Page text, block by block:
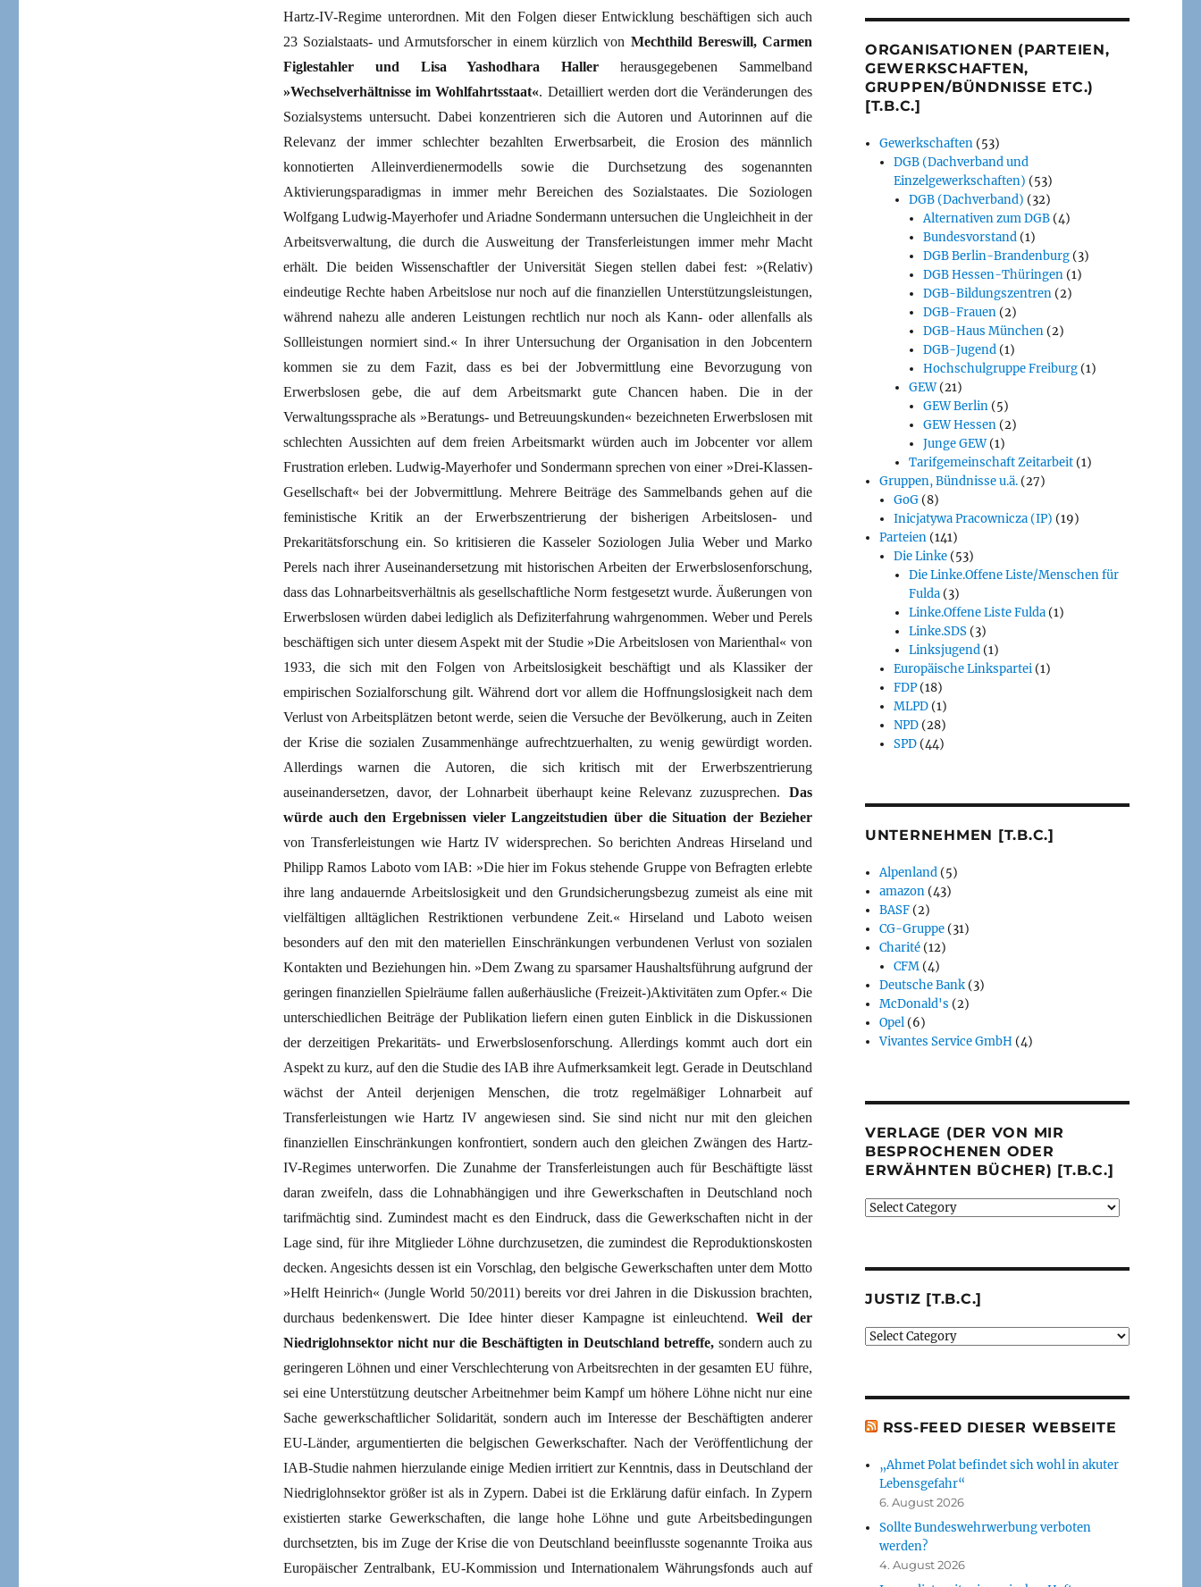
Hartz-IV-Regime unterordnen. Mit den Folgen dieser Entwicklung beschäftigen sich auch
23 Sozialstaats- und Armutsforscher in einem kürzlich von Mechthild Bereswill, Carmen
Figlestahler und Lisa Yashodhara Haller herausgegebenen Sammelband
»Wechselverhältnisse im Wohlfahrtsstaat«. Detailliert werden dort die Veränderungen des
Sozialsystems untersucht. Dabei konzentrieren sich die Autoren und Autorinnen auf die
Relevanz der immer schlechter bezahlten Erwerbsarbeit, die Erosion des männlich
konnotierten Alleinverdienermodells sowie die Durchsetzung des sogenannten
Aktivierungsparadigmas in immer mehr Bereichen des Sozialstaates. Die Soziologen
Wolfgang Ludwig-Mayerhofer und Ariadne Sondermann untersuchen die Ungleichheit in der
Arbeitsverwaltung, die durch die Ausweitung der Transferleistungen immer mehr Macht
erhält. Die beiden Wissenschaftler der Universität Siegen stellen dabei fest: »(Relativ)
eindeutige Rechte haben Arbeitslose nur noch auf die finanziellen Unterstützungsleistungen,
während nahezu alle anderen Leistungen rechtlich nur noch als Kann- oder allenfalls als
Sollleistungen normiert sind.« In ihrer Untersuchung der Organisation in den Jobcentern
kommen sie zu dem Fazit, dass es bei der Jobvermittlung eine Bevorzugung von
Erwerbslosen gebe, die auf dem Arbeitsmarkt gute Chancen haben. Die in der
Verwaltungssprache als »Beratungs- und Betreuungskunden« bezeichneten Erwerbslosen mit
schlechten Aussichten auf dem freien Arbeitsmarkt würden auch im Jobcenter vor allem
Frustration ­erleben. Ludwig-Mayerhofer und Sondermann sprechen von einer »Drei-Klassen-
Gesellschaft« bei der Jobvermittlung. Mehrere Beiträge des Sammelbands gehen auf die
feministische Kritik an der Erwerbszentrierung der bisherigen Arbeitslosen- und
Prekaritätsforschung ein. So kritisieren die Kasseler Soziologen Julia Weber und Marko
Perels nach ihrer Auseinandersetzung mit historischen Arbeiten der Erwerbslosenforschung,
dass das Lohnarbeitsverhältnis als gesellschaftliche Norm festgesetzt wurde. Äußerungen von
Erwerbslosen würden dabei lediglich als Defiziterfahrung wahrgenommen. Weber und Perels
beschäftigen sich unter diesem Aspekt mit der Studie »Die Arbeitslosen von Marienthal« von
1933, die sich mit den Folgen von Arbeitslosigkeit beschäftigt und als Klassiker der
empirischen Sozialforschung gilt. Während dort vor allem die Hoffnungslosigkeit nach dem
Verlust von Arbeitsplätzen betont werde, seien die Versuche der Bevölkerung, auch in Zeiten
der Krise die sozialen Zusammenhänge aufrechtzuerhalten, zu wenig gewürdigt worden.
Allerdings warnen die Autoren, die sich kritisch mit der Erwerbszentrierung
auseinandersetzen, davor, der Lohnarbeit überhaupt keine Relevanz zuzusprechen. Das
würde auch den Ergebnissen vieler Langzeitstudien über die Situation der Bezieher
von Transferleistungen wie Hartz IV widersprechen. So berichten Andreas Hirseland und
Philipp Ramos Laboto vom IAB: »Die hier im Fokus stehende Gruppe von Befragten erlebte
ihre lang andauernde Arbeitslosigkeit und den Grundsicherungsbezug zumeist als eine mit
vielfältigen alltäglichen Restriktionen verbundene Zeit.« Hirseland und Laboto weisen
besonders auf den mit den materiellen Einschränkungen verbundenen Verlust von sozialen
Kontakten und Beziehungen hin. »Dem Zwang zu sparsamer Haushaltsführung aufgrund der
geringen finanziellen Spielräume fallen außerhäusliche (Freizeit-)Aktivitäten zum Opfer.« Die
unterschiedlichen Beiträge der Publikation liefern einen guten Einblick in die Diskussionen
der derzeitigen Prekaritäts- und Erwerbslosenforschung. Allerdings kommt auch dort ein
Aspekt zu kurz, auf den die Studie des IAB ihre Aufmerksamkeit legt. Gerade in Deutschland
wächst der Anteil derjenigen Menschen, die trotz regelmäßiger Lohnarbeit auf
Transferleistungen wie Hartz IV angewiesen sind. Sie sind nicht nur mit den gleichen
finanziellen Einschränkungen konfrontiert, sondern auch den gleichen Zwängen des Hartz-
IV-Regimes unterworfen. Die Zunahme der Transferleistungen auch für Beschäftigte lässt
daran zweifeln, dass die Lohn­abhängigen und ihre Gewerkschaften in Deutschland noch
tarifmächtig sind. Zumindest macht es den Eindruck, dass die Gewerkschaften nicht in der
Lage sind, für ihre Mitglieder Löhne durchzusetzen, die zumindest die Reproduktionskosten
decken. Angesichts dessen ist ein Vorschlag, den belgische Gewerkschaften unter dem Motto
»Helft Heinrich« (Jungle World 50/2011) bereits vor drei Jahren in die Diskussion brachten,
durchaus bedenkenswert. Die Idee hinter dieser Kampagne ist einleuchtend.Weil der
Niedriglohnsektor nicht nur die Beschäftigten in Deutschland betreffe,sondern auch zu
geringeren Löhnen und einer Verschlechterung von Arbeitsrechten in der gesamten EU führe,
sei eine Unterstützung deutscher Arbeitnehmer beim Kampf um höhere Löhne nicht nur eine
Sache gewerkschaftlicher Solidarität, sondern auch im Interesse der Beschäftigten anderer
EU-Länder, argumentierten die belgischen Gewerkschafter. Nach der Veröffentlichung der
IAB-Studie nahmen hierzulande einige Medien irritiert zur Kenntnis, dass in Deutschland der
Niedriglohnsektor größer ist als in Zypern. Dabei ist die Erklärung dafür einfach. In Zypern
existierten starke Gewerkschaften, die lange hohe Löhne und gute Arbeitsbedingungen
durchsetzten, bis im Zuge der Krise die von Deutschland beeinflusste sogenannte Troika aus
Europäischer Zentralbank, EU-Kommission und Internationalem Währungsfonds auch auf
ORGANISATIONEN (PARTEIEN,
GEWERKSCHAFTEN,
GRUPPEN/BÜNDNISSE ETC.)
[T.B.C.]
Gewerkschaften (53)
DGB (Dachverband und
Einzelgewerkschaften) (53)
DGB (Dachverband) (32)
Alternativen zum DGB(4)
Bundesvorstand(1)
DGB Berlin-Brandenburg(3)
DGB Hessen-Thüringen(1)
DGB-Bildungszentren(2)
DGB-Frauen(2)
DGB-Haus München(2)
DGB-Jugend(1)
Hochschulgruppe Freiburg(1)
GEW(21)
GEW Berlin(5)
GEW Hessen(2)
Junge GEW(1)
Tarifgemeinschaft Zeitarbeit(1)
Gruppen, Bündnisse u.ä. (27)
GoG (8)
Inicjatywa Pracownicza (IP) (19)
Parteien (141)
Die Linke (53)
Die Linke.Offene Liste/Menschen für
Fulda(3)
Linke.Offene Liste Fulda(1)
Linke.SDS(3)
Linksjugend(1)
Europäische Linkspartei (1)
FDP (18)
MLPD (1)
NPD (28)
SPD (44)
UNTERNEHMEN [T.B.C.]
Alpenland (5)
amazon (43)
BASF (2)
CG-Gruppe (31)
Charité (12)
CFM (4)
Deutsche Bank (3)
McDonald's (2)
Opel (6)
Vivantes Service GmbH (4)
VERLAGE (DER VON MIR
BESPROCHENEN ODER
ERWÄHNTEN BÜCHER) [T.B.C.]
Verlage
oder
Bücher)
JUSTIZ [T.B.C.]
Justiz
RSS-FEED DIESER WEBSEITE
„Ahmet Polat befindet sich wohl in akuter
Lebensgefahr“
6. August 2026
Sollte Bundeswehrwerbung verboten
werden?
4. August 2026